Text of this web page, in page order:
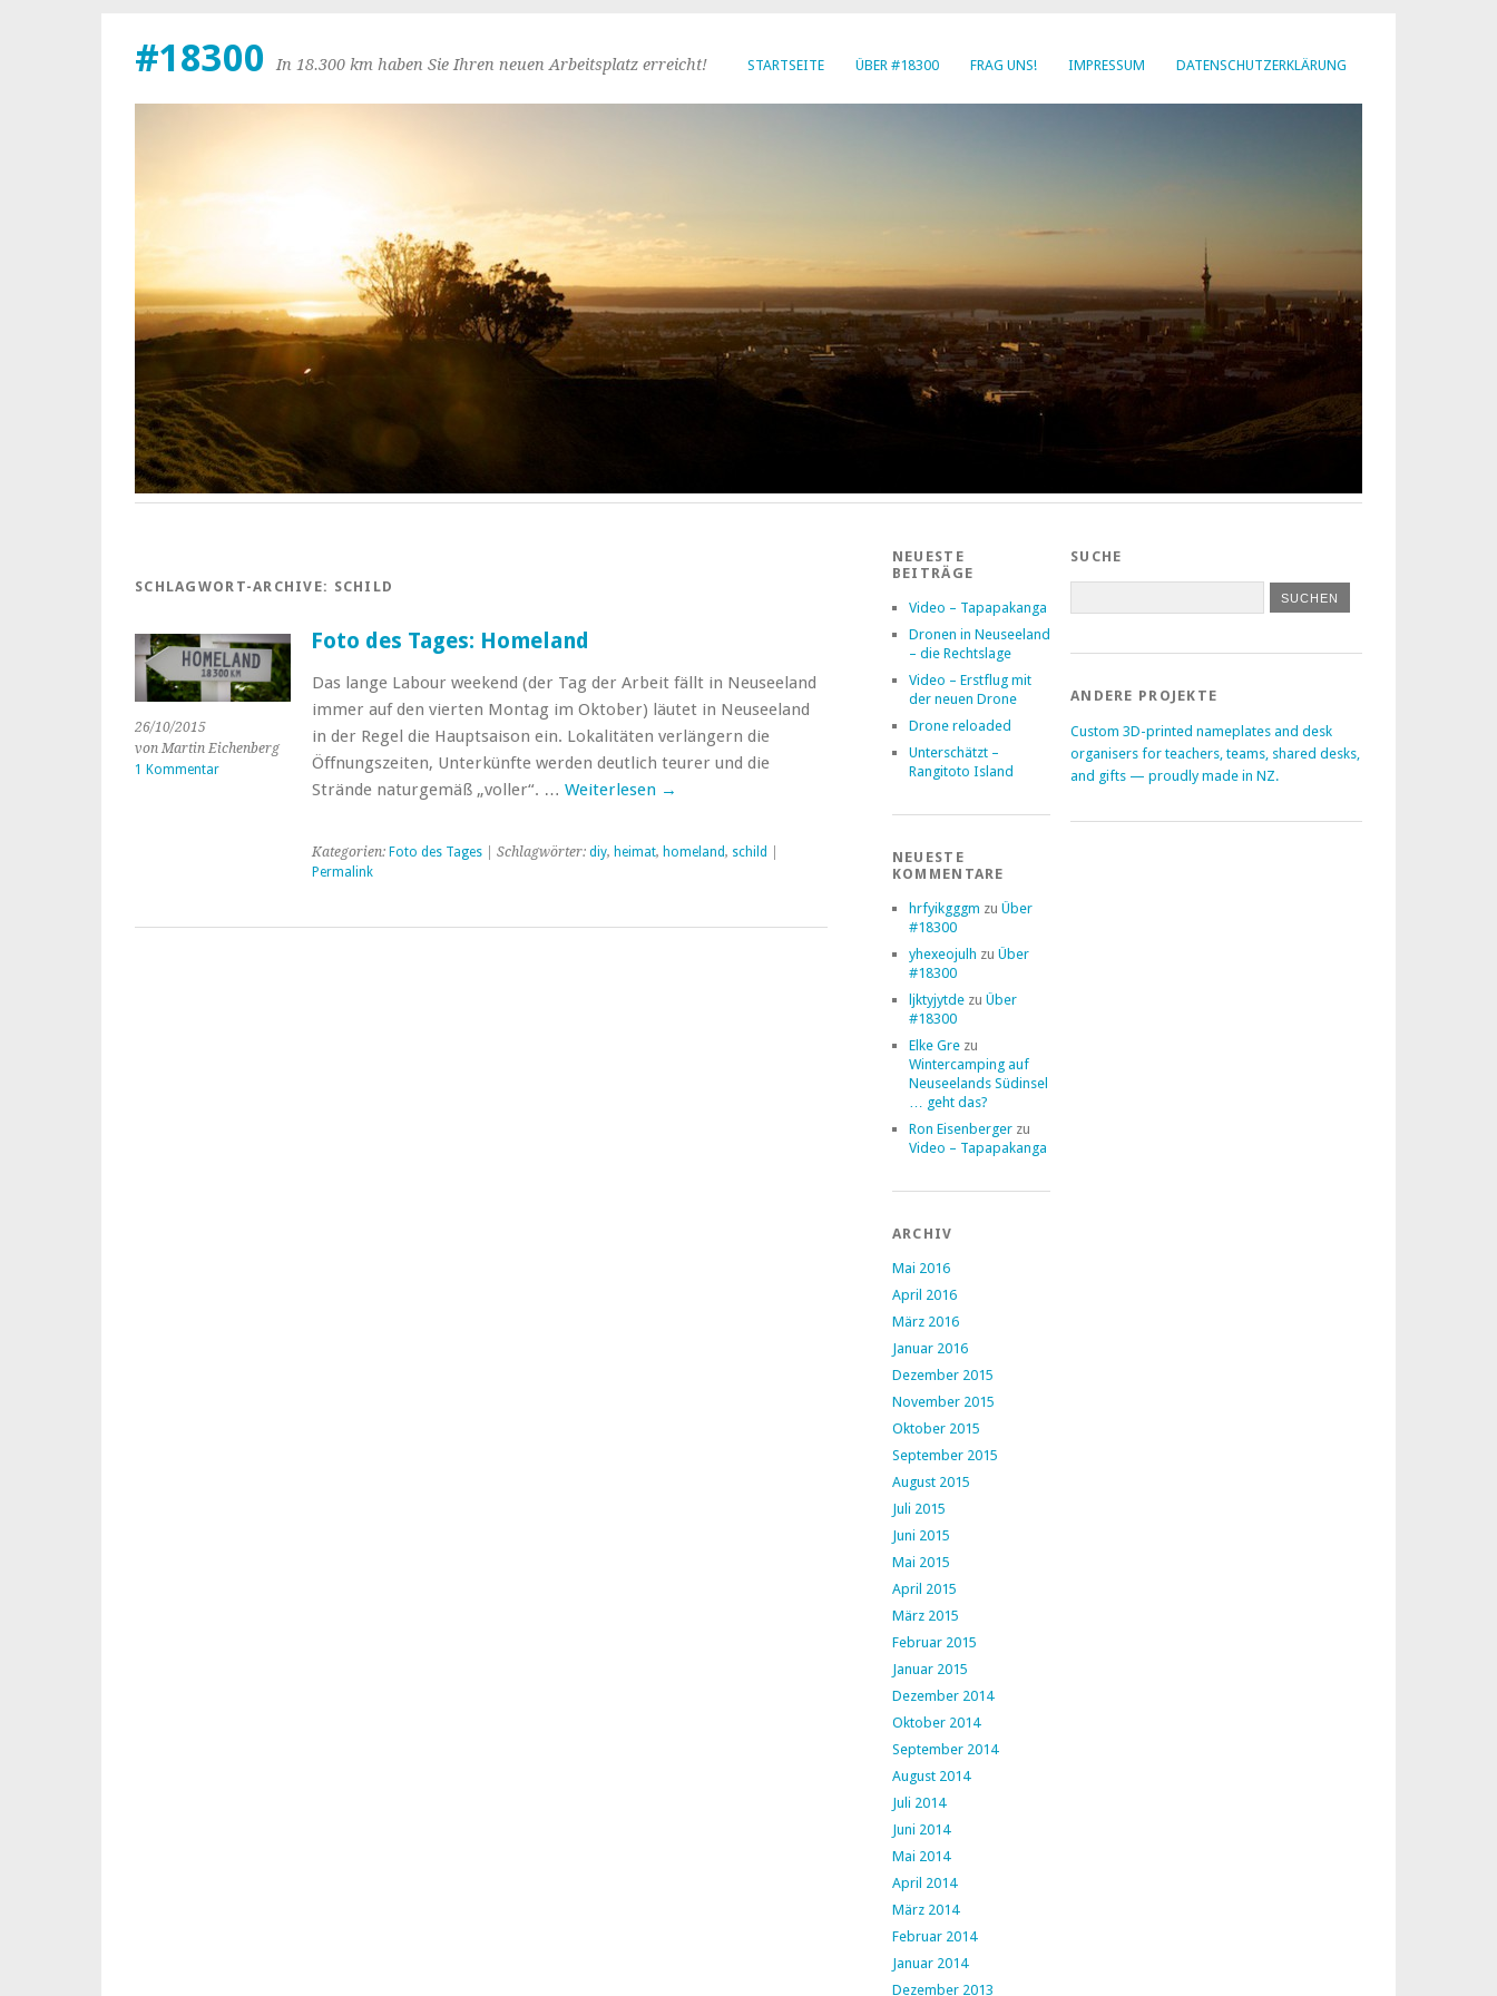
STARTSEITE ÜBER #18300 FRAG UNS! IMPRESSUM DATENSCHUTZERKLÄRUNG
#18300 In 18.300 km haben Sie Ihren neuen Arbeitsplatz erreicht!
SCHLAGWORT-ARCHIVE: SCHILD
26/10/2015
von Martin Eichenberg
1 Kommentar
Foto des Tages: Homeland
Das lange Labour weekend (der Tag der Arbeit fällt in Neuseeland
immer auf den vierten Montag im Oktober) läutet in Neuseeland
in der Regel die Hauptsaison ein. Lokalitäten verlängern die
Öffnungszeiten, Unterkünfte werden deutlich teurer und die
Strände naturgemäß „voller“. … Weiterlesen →
Kategorien: Foto des Tages| Schlagwörter: diy, heimat, homeland, schild
Permalink
NEUESTE
BEITRÄGE
Video – Tapapakanga
Dronen in Neuseeland
– die Rechtslage
Video – Erstflug mit
der neuen Drone
Drone reloaded
Unterschätzt –
Rangitoto Island
NEUESTE
KOMMENTARE
hrfyikgggm zu Über
#18300
yhexeojulh zu Über
#18300
ljktyjytdezu Über
#18300
Elke Grezu
Wintercamping auf
Neuseelands Südinsel
… geht das?
Ron Eisenbergerzu
Video – Tapapakanga
ARCHIV
Mai 2016
April 2016
März 2016
Januar 2016
Dezember 2015
November 2015
Oktober 2015
September 2015
August 2015
Juli 2015
Juni 2015
Mai 2015
April 2015
März 2015
Februar 2015
Januar 2015
Dezember 2014
Oktober 2014
September 2014
August 2014
Juli 2014
Juni 2014
Mai 2014
April 2014
März 2014
Februar 2014
Januar 2014
Dezember 2013
SUCHE
ANDERE PROJEKTE
Custom 3D-printed nameplates and desk
organisers for teachers, teams, shared desks,
and gifts — proudly made in NZ.